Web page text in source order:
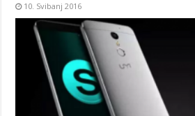
10. Svibanj 2016